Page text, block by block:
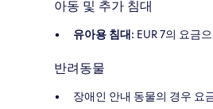
아동 및 추가 침대
유아용 침대: EUR 7의 요금
반려동물
장애인 안내 동물의 경우 요